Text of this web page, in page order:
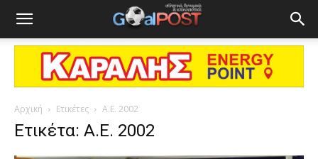
Αρχική Ετικέτες A.E. 2002
Ετικέτα: A.E. 2002